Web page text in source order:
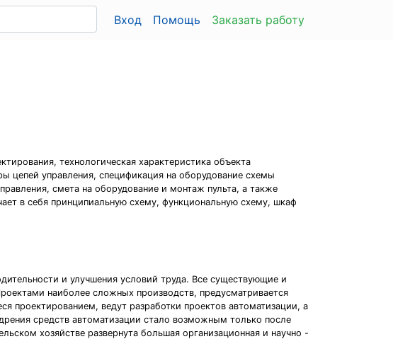
Вход Помощь Заказать работу
технологическая характеристика объекта
цепей управления, спецификация на оборудование схемы
смета на оборудование и монтаж пульта, а также
в себя принципиальную схему, функциональную схему, шкаф
и улучшения условий труда. Все существующие и
наиболее сложных производств, предусматривается
проектированием, ведут разработки проектов автоматизации, а
средств автоматизации стало возможным только после
хозяйстве развернута большая организационная и научно -